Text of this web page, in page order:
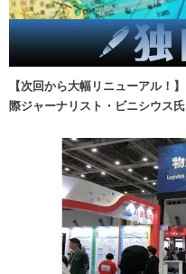
【次回から大幅リニューアル
際ジャーナリスト・ビニシウス氏